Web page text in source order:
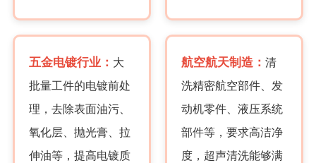
五金电镀行业： 大
批量工件的电镀前处
理，去除表面油污、
氧化层、抛光膏、拉
伸油等，提高电镀质
航空航天制造： 清
洗精密航空部件、发
动机零件、液压系统
部件等，要求高洁净
度，超声清洗能够满